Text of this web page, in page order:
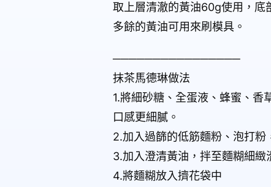
取上層清澈的黃油60g使用，底
多餘的黃油可用來刷模具。
────────────────
抹茶馬德琳做法
1.將細砂糖、全蛋液、蜂蜜、
口感更細膩。
2.加入過篩的低筋麵粉、泡打粉
3.加入澄清黃油，拌至麵糊細緻
4.將麵糊放入擠花袋中